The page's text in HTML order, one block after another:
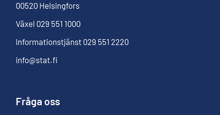
00520 Helsingfors
Växel 029 551 1000
Informationstjänst 029 551 2220
info@stat.fi
Fråga oss